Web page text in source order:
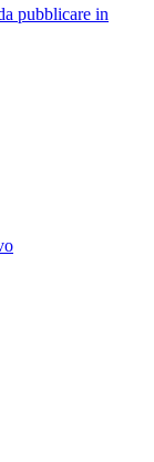
pubblicare in